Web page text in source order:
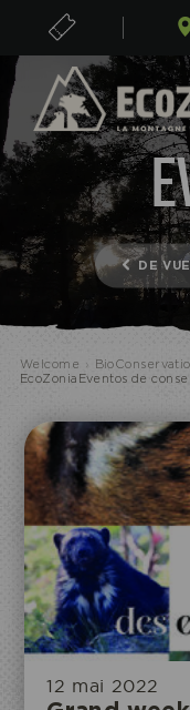
ES
ENTRADAS
DE
Welcome ›
EcoZoniaEventos de
12 mai 2022